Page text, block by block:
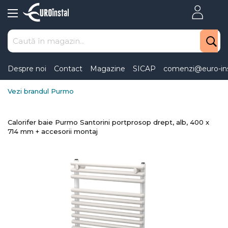
to
Content
Despre noi Contact Magazine SICAP comenzi@euro-
Vezi brandul Purmo
Calorifer baie Purmo Santorini portprosop drept, alb, 400 x
714 mm + accesorii montaj